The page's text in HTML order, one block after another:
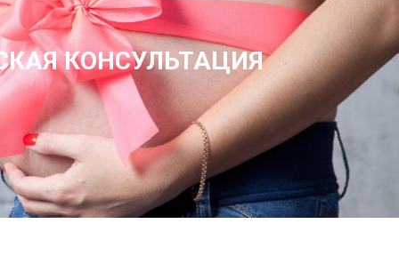
КОНСУЛЬТАЦИЯ